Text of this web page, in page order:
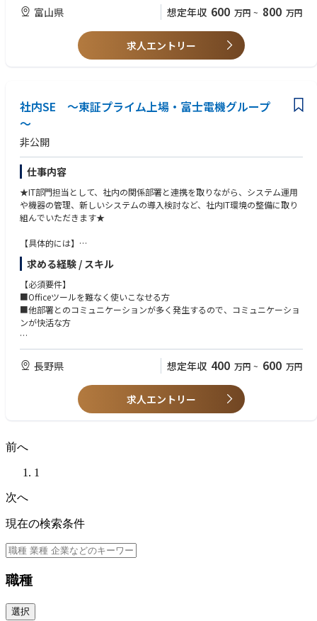
【主な業務】
・サステナブル経営の企画・運営（CSR、EcoVadis・ISOなど各種審査、
BCPなどリスクマネジメント）
・社外（広報）:Webサイト運営、ニュースリリース、各種メディア活用
・社内:社内イベント企画・運営、社内報、各種通達、労使関係
・建物、施設、物品管理
・福利厚生の運営
・健康経営推進（安全衛生、社員のフィジカル・メンタル両面の健康維
持・向上、健康経営認定取得）
・全社会議体の運営
【仕事の魅力】
・バックオフィスの中心として、会社の運営・各部門の業務、会社の成⾧
を支える重要な役割を担うことができる。
・社内の様々な部門と良好な関係を構築し、協働により目標を達成してい
・サステナブル経営における各種活動や社外リレーションの維持向上によ
人財の獲得に貢献することができる。
・社内リレーション維持向上、労務・ファシリティなどのマネジメント・
改善により、社員がはたらきやすく、エンゲージメントの高い組織づくり
に取り組むことができる。
・会社として事業のグローバル化や領域拡大へ挑戦していくうえで、総務
る。
【歓迎】
・経営企画関連業務でのマネジメント経験
・成長企業において、組織横断的なプロジェクトを取り仕切った経験
・海外ビジネス経験者（TOEIC860以上目安）
富山県 想定年収 600 万円 ~ 800 万円
求人エントリー
社内SE ～東証プライム上場・富士電機グループ
～
非公開
仕事内容
★IT部門担当として、社内の関係部署と連携を取りながら、システム運用
や機器の管理、新しいシステムの導入検討など、社内IT環境の整備に取り
組んでいただきます★
【具体的には】
■業務システムの運用
■OA機器の管理、ネットワークサーバー管理
■その他ITに関する対応
※社内他拠点への出張業務あり
≪独自システムの開発も可能≫
グループ共通で使用しているシステムもありますが
・人件費の計上データ管理システム
・工場の入退場システム
・ラベル印字システムなど
求める経験 / スキル
【必須要件】
■Officeツールを難なく使いこなせる方
■他部署とのコミュニケーションが多く発生するので、コミュニケーショ
ンが快活な方
【必須資格】
■普通自動車免許
■社内SEの経験がある方
■ITエンジニアの経験がある方
■趣味でもシステム開発するほど、ITが好きで知識がある方
長野県 想定年収 400 万円 ~ 600 万円
求人エントリー
前へ
1
次へ
現在の検索条件
職種
選択